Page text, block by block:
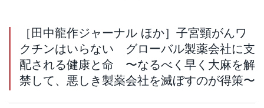
［田中龍作ジャーナル ほか］子宮頸がんワ
クチンはいらない グローバル製薬会社に支
配される健康と命 〜なるべく早く大麻を解
禁して、悪しき製薬会社を滅ぼすのが得策〜